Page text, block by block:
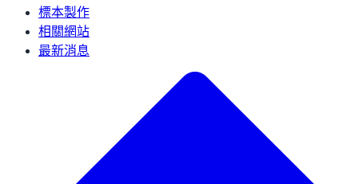
標本製作
相關網站
最新消息